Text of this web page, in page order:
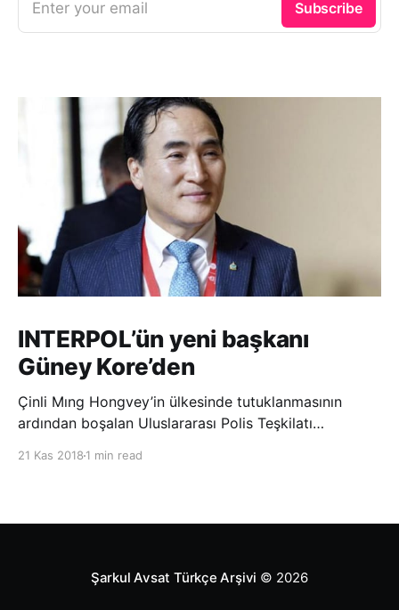
Enter your email Subscribe
INTERPOL’ün yeni başkanı
Güney Kore’den
Çinli Mıng Hongvey’in ülkesinde tutuklanmasının
ardından boşalan Uluslararası Polis Teşkilatı
21 Kas 2018 1 min read
Şarkul Avsat Türkçe Arşivi © 2026